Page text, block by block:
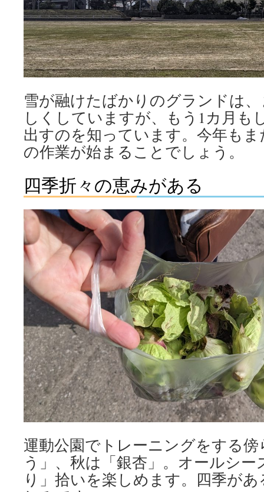
雪が融けたばかりのグランドは
しくしていますが、もう1カ月も
出すのを知っています。今年も
の作業が始まることでしょう。
四季折々の恵みがある
運動公園でトレーニングをする
う」、秋は「銀杏」。オールシ
り」拾いを楽しめます。四季が